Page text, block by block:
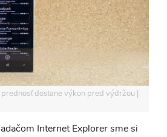
dostane výkon pred výdržou
Internet Explorer sme si